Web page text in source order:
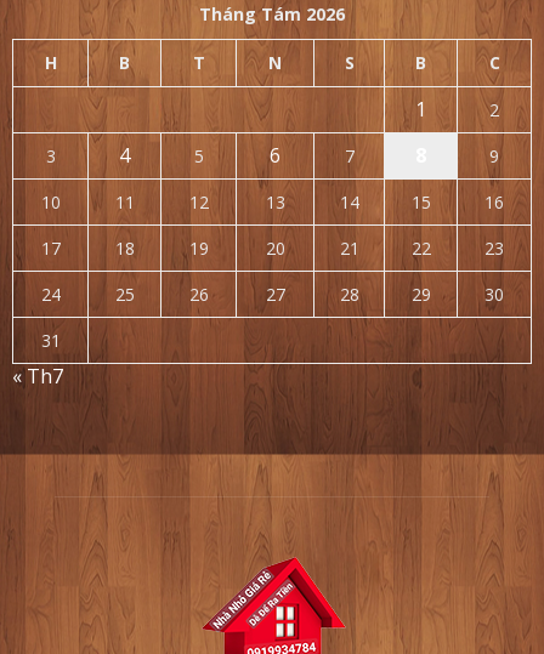
Tháng Tám 2026
H B T N S B C
1
2
3
4 5 6 7
9
10
11 12 13 14 15
16
17
18 19 20 21 22
23
24
25 26 27 28 29
30
31
« Th7